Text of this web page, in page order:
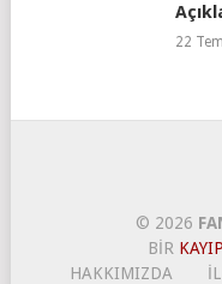
22
© 2026
BIR
HAKKIMIZDA